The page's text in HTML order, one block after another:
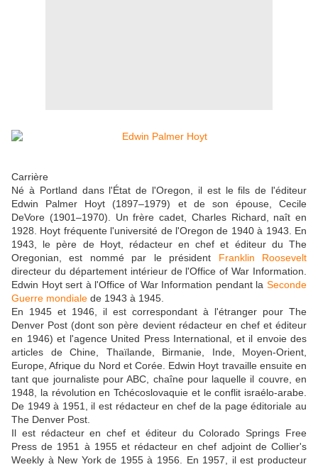
Carrière
Né à Portland dans l'État de l'Oregon, il est le fils de l'éditeur
Edwin Palmer Hoyt (1897–1979) et de son épouse, Cecile
DeVore (1901–1970). Un frère cadet, Charles Richard, naît en
1928. Hoyt fréquente l'université de l'Oregon de 1940 à 1943. En
1943, le père de Hoyt, rédacteur en chef et éditeur du The
Oregonian, est nommé par le président Franklin Roosevelt
directeur du département intérieur de l'Office of War Information.
Edwin Hoyt sert à l'Office of War Information pendant la Seconde
Guerre mondiale de 1943 à 1945.
En 1945 et 1946, il est correspondant à l'étranger pour The
Denver Post (dont son père devient rédacteur en chef et éditeur
en 1946) et l'agence United Press International, et il envoie des
articles de Chine, Thaïlande, Birmanie, Inde, Moyen-Orient,
Europe, Afrique du Nord et Corée. Edwin Hoyt travaille ensuite en
tant que journaliste pour ABC, chaîne pour laquelle il couvre, en
1948, la révolution en Tchécoslovaquie et le conflit israélo-arabe.
De 1949 à 1951, il est rédacteur en chef de la page éditoriale au
The Denver Post.
Il est rédacteur en chef et éditeur du Colorado Springs Free
Press de 1951 à 1955 et rédacteur en chef adjoint de Collier's
Weekly à New York de 1955 à 1956. En 1957, il est producteur